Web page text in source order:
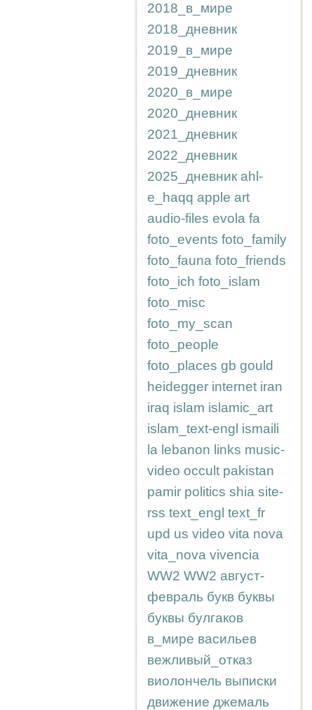
2018_в_мире
2018_дневник
2019_в_мире
2019_дневник
2020_в_мире
2020_дневник
2021_дневник
2022_дневник
2025_дневник ahl-
e_haqq apple art
audio-files evola fa
foto_events foto_family
foto_fauna foto_friends
foto_ich foto_islam
foto_misc
foto_my_scan
foto_people
foto_places gb gould
heidegger internet iran
iraq islam islamic_art
islam_text-engl ismaili
la lebanon links music-
video occult pakistan
pamir politics shia site-
rss text_engl text_fr
upd us video vita nova
vita_nova vivencia
WW2 WW2 август-
февраль букв буквы
буквы булгаков
в_мире васильев
вежливый_отказ
виолончель выписки
движение джемаль